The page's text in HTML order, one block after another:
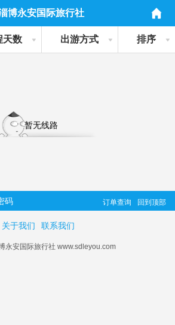
博永安国际旅行社
天数 出游方式 排序
暂无线路
码 回到顶部
订单查询
关于我们 联系我们
永安国际旅行社 www.sdleyou.com